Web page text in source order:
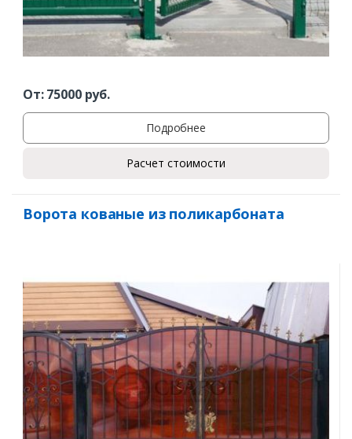
От:75000руб.
Подробнее
Расчет стоимости
Ворота кованые из поликарбоната